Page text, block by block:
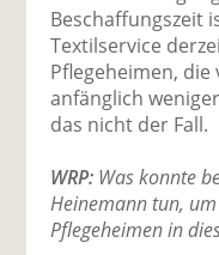
Beschaffungszeit
Textilservice
Pflegeheimen,
anfänglich
das nicht der Fall.
WRP: Was konnte
Heinemann tun,
Pflegeheimen in